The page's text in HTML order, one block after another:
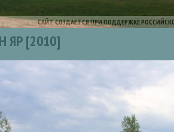
САЙТ СОЗДАЕТСЯ ПРИ ПОДДЕРЖКЕ
ЯР [2010]